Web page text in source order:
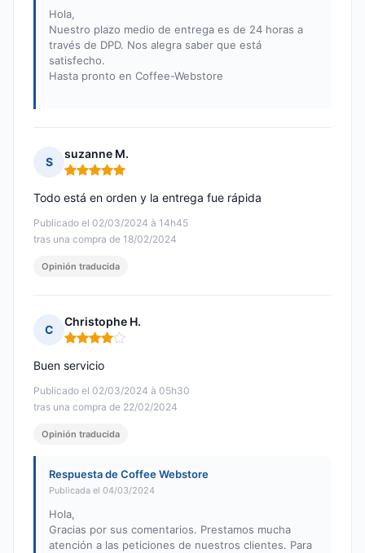
Hola,
Nuestro plazo medio de entrega es de 24 horas a
través de DPD. Nos alegra saber que está
satisfecho.
Hasta pronto en Coffee-Webstore
S
suzanne M.
Nota: 5 de 5
Publicado el 02/03/2024 à 14h45
tras una compra de 18/02/2024
Todo está en orden y la entrega fue rápida
Opinión traducida
C
Christophe H.
Nota: 4 de 5
Publicado el 02/03/2024 à 05h30
tras una compra de 22/02/2024
Buen servicio
Opinión traducida
Respuesta de Coffee Webstore
Publicada el 04/03/2024
Hola,
Gracias por sus comentarios. Prestamos mucha
atención a las peticiones de nuestros clientes. Para